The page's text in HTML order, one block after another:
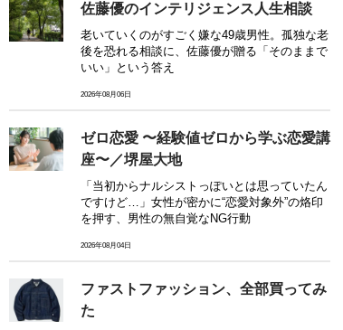
佐藤優のインテリジェンス人生相談
老いていくのがすごく嫌な49歳男性。孤独な老
後を恐れる相談に、佐藤優が贈る「そのままで
いい」という答え
2026年08月06日
ゼロ恋愛 〜経験値ゼロから学ぶ恋愛講
座〜／堺屋大地
「当初からナルシストっぽいとは思っていたん
ですけど…」女性が密かに“恋愛対象外”の烙印
を押す、男性の無自覚なNG行動
2026年08月04日
ファストファッション、全部買ってみ
た